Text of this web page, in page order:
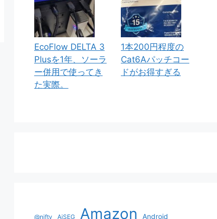
EcoFlow DELTA 3
Plusを1年、ソーラ
ー併用で使ってき
た実際。
1本200円程度の
Cat6Aパッチコー
ドがお得すぎる
@nifty AiSEG Amazon Android